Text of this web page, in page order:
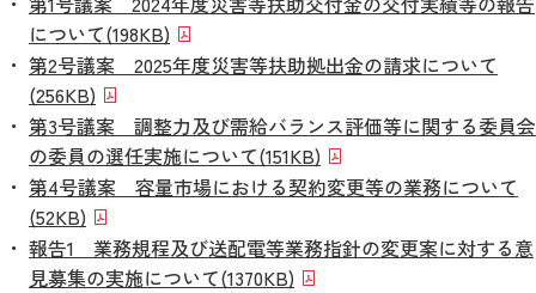
について(198KB)
第2号議案 2025年度災害等扶助拠出金の請求について
(256KB)
第3号議案 調整力及び需給バランス評価等に関する委員会
の委員の選任実施について(151KB)
第4号議案 容量市場における契約変更等の業務について
(52KB)
報告1 業務規程及び送配電等業務指針の変更案に対する意
見募集の実施について(1370KB)